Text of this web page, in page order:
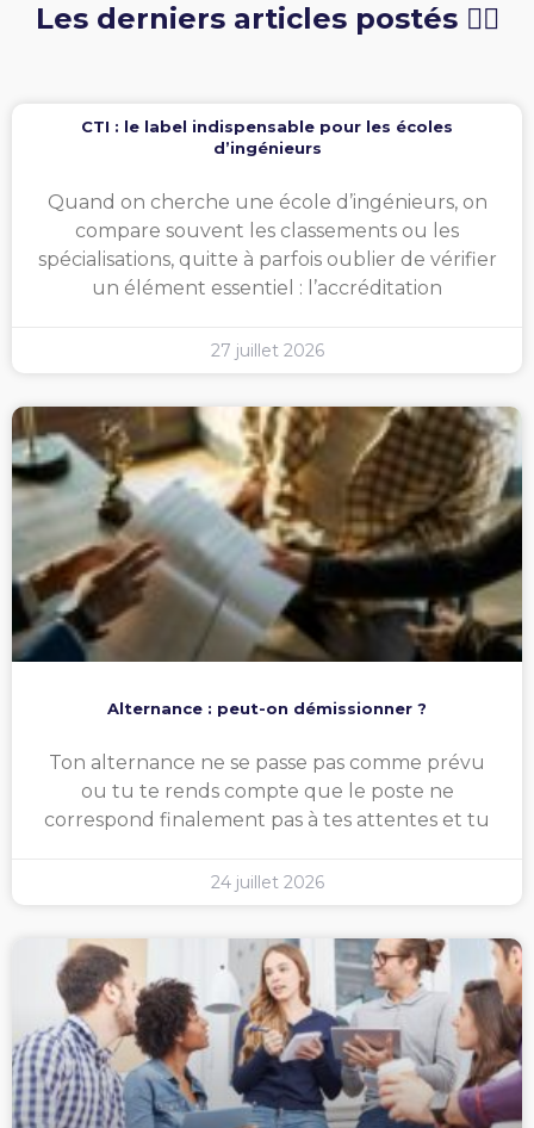
Les derniers articles postés 👇🏻
CTI : le label indispensable pour les écoles
d’ingénieurs
Quand on cherche une école d’ingénieurs, on
compare souvent les classements ou les
spécialisations, quitte à parfois oublier de vérifier
un élément essentiel : l’accréditation
27 juillet 2026
Alternance : peut-on démissionner ?
Ton alternance ne se passe pas comme prévu
ou tu te rends compte que le poste ne
correspond finalement pas à tes attentes et tu
24 juillet 2026